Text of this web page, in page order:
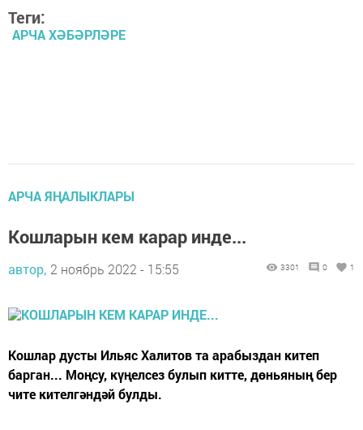
Теги:
АРЧА ХӘБӘРЛӘРЕ
АРЧА ЯҢАЛЫКЛАРЫ
Кошларын кем карар инде...
автор, 2 ноябрь 2022 - 15:55 3301 0 1
Кошлар дусты Ильяс Халитов та арабыздан китеп
барган... Моңсу, күңелсез булып китте, дөньяның бер
чите кителгәндәй булды.